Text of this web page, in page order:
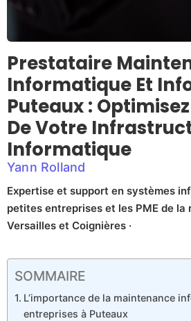
Prestataire
Informatique Et
Puteaux :
De Votre
Informatique
Yann Rolland
Expertise et support en systèmes
petites entreprises et les PME de la
Versailles et Coignières ·
SOMMAIRE
L’importance de la maintenance
entreprises à Puteaux